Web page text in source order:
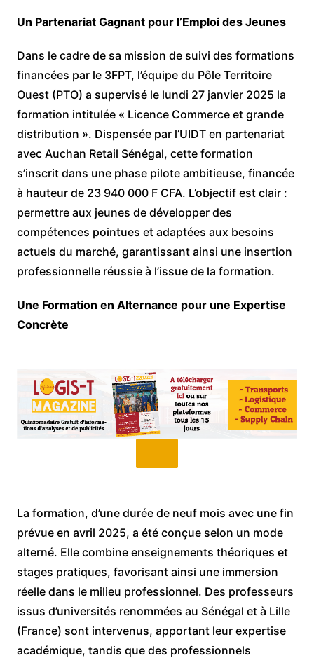
Un Partenariat Gagnant pour l’Emploi des Jeunes
Dans le cadre de sa mission de suivi des formations
financées par le 3FPT, l’équipe du Pôle Territoire
Ouest (PTO) a supervisé le lundi 27 janvier 2025 la
formation intitulée « Licence Commerce et grande
distribution ». Dispensée par l’UIDT en partenariat
avec Auchan Retail Sénégal, cette formation
s’inscrit dans une phase pilote ambitieuse, financée
à hauteur de 23 940 000 F CFA. L’objectif est clair :
permettre aux jeunes de développer des
compétences pointues et adaptées aux besoins
actuels du marché, garantissant ainsi une insertion
professionnelle réussie à l’issue de la formation.
Une Formation en Alternance pour une Expertise
Concrète
La formation, d’une durée de neuf mois avec une fin
prévue en avril 2025, a été conçue selon un mode
alterné. Elle combine enseignements théoriques et
stages pratiques, favorisant ainsi une immersion
réelle dans le milieu professionnel. Des professeurs
issus d’universités renommées au Sénégal et à Lille
(France) sont intervenus, apportant leur expertise
académique, tandis que des professionnels